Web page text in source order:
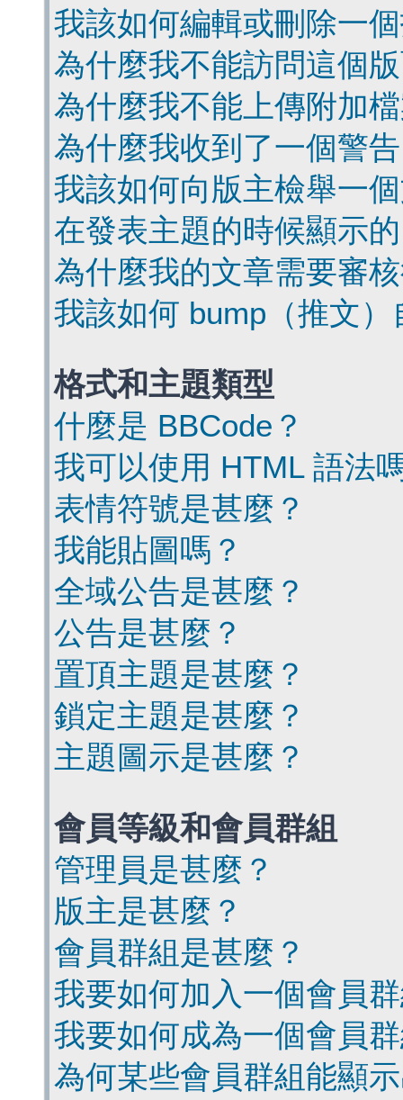
我該如何編輯或刪除一
為什麼我不能訪問這個
為什麼我不能上傳附加
為什麼我收到了一個警
我該如何向版主檢舉一
在發表主題的時候顯示
為什麼我的文章需要審
我該如何 bump（推文
格式和主題類型
什麼是 BBCode？
我可以使用 HTML 語法
表情符號是甚麼？
我能貼圖嗎？
全域公告是甚麼？
公告是甚麼？
置頂主題是甚麼？
鎖定主題是甚麼？
主題圖示是甚麼？
會員等級和會員群組
管理員是甚麼？
版主是甚麼？
會員群組是甚麼？
我要如何加入一個會員
我要如何成為一個會員
為何某些會員群組能顯